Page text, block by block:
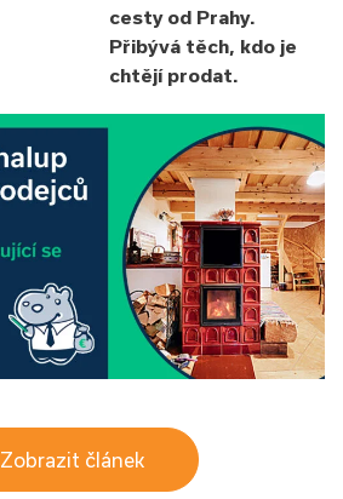
cesty od Prahy.
Přibývá těch, kdo je
chtějí prodat.
Zobrazit článek